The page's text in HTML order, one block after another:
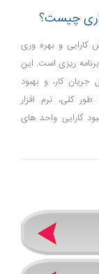
چیست؟
کارایی و بهره ‌وری
برنامه ‌ریزی است. این
کار، و بهبود
کلی، نرم‌ افزار
کارایی واحد های